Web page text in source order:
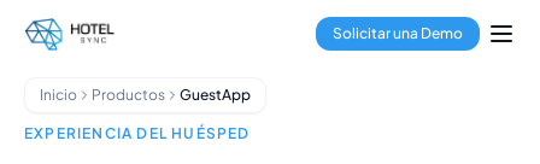
Saltar al contenido principal
Gestión de propiedades
Channel Manager
Procesamiento de pagos
Centro multipropiedad
Solicitar una Demo
Inicio Productos GuestApp
EXPERIENCIA DEL HUÉSPED